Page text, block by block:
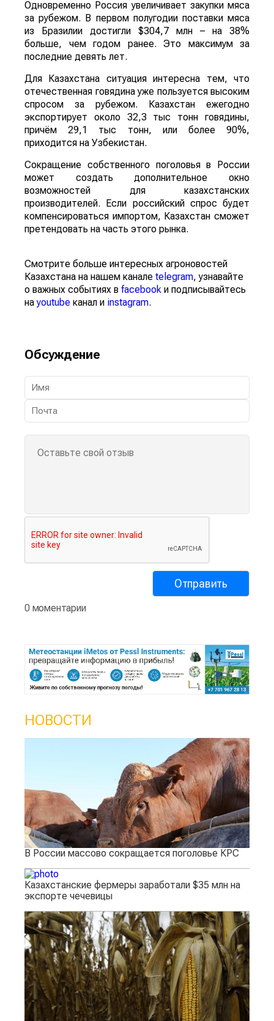
Одновременно Россия увеличивает закупки мяса
за рубежом. В первом полугодии поставки мяса
из Бразилии достигли $304,7 млн – на 38%
больше, чем годом ранее. Это максимум за
последние девять лет.
Для Казахстана ситуация интересна тем, что
отечественная говядина уже пользуется высоким
спросом за рубежом. Казахстан ежегодно
экспортирует около 32,3 тыс тонн говядины,
причём 29,1 тыс тонн, или более 90%,
приходится на Узбекистан.
Сокращение собственного поголовья в России
может создать дополнительное окно
возможностей для казахстанских
производителей. Если российский спрос будет
компенсироваться импортом, Казахстан сможет
претендовать на часть этого рынка.
Смотрите больше интересных агроновостей
Казахстана на нашем канале telegram, узнавайте
о важных событиях в facebook и подписывайтесь
наyoutube канал и instagram.
Обсуждение
0 моментарии
НОВОСТИ
В России массово сокращается поголовье КРС
Казахстанские фермеры заработали $35 млн на
экспорте чечевицы